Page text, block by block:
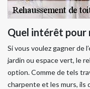
Quel intérêt pour
Si vous voulez gagner de
jardin ou espace vert, le
option. Comme de tels
charpente et les murs, ils